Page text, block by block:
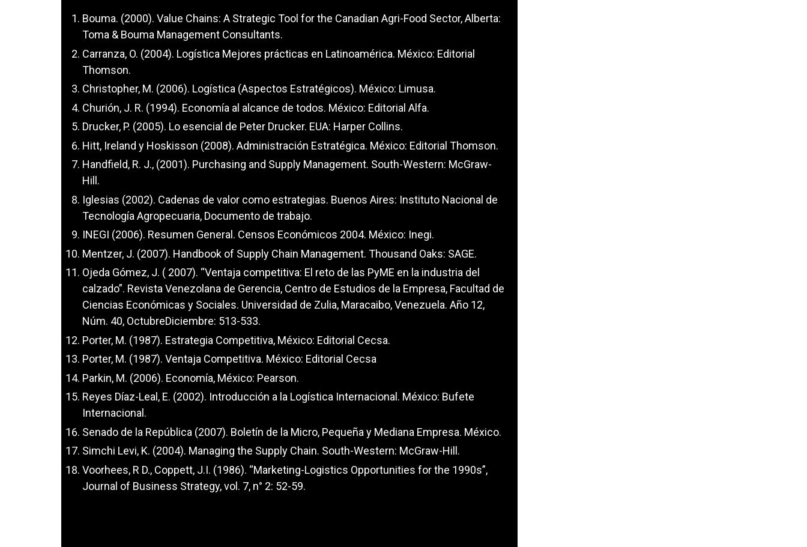
Bouma. (2000). Value Chains: A Strategic Tool for the Canadian Agri-Food Sector, Alberta:
Toma & Bouma Management Consultants.
Carranza, O. (2004). Logística Mejores prácticas en Latinoamérica. México: Editorial
Thomson.
Christopher, M. (2006). Logística (Aspectos Estratégicos). México: Limusa.
Churión, J. R. (1994). Economía al alcance de todos. México: Editorial Alfa.
Drucker, P. (2005). Lo esencial de Peter Drucker. EUA: Harper Collins.
Hitt, Ireland y Hoskisson (2008). Administración Estratégica. México: Editorial Thomson.
Handfield, R. J., (2001). Purchasing and Supply Management. South-Western: McGraw-
Hill.
Iglesias (2002). Cadenas de valor como estrategias. Buenos Aires: Instituto Nacional de
Tecnología Agropecuaria, Documento de trabajo.
INEGI (2006). Resumen General. Censos Económicos 2004. México: Inegi.
Mentzer, J. (2007). Handbook of Supply Chain Management. Thousand Oaks: SAGE.
Ojeda Gómez, J. ( 2007). “Ventaja competitiva: El reto de las PyME en la industria del
calzado”. Revista Venezolana de Gerencia, Centro de Estudios de la Empresa, Facultad de
Ciencias Económicas y Sociales. Universidad de Zulia, Maracaibo, Venezuela. Año 12,
Núm. 40, OctubreDiciembre: 513-533.
Porter, M. (1987). Estrategia Competitiva, México: Editorial Cecsa.
Porter, M. (1987). Ventaja Competitiva. México: Editorial Cecsa
Parkin, M. (2006). Economía, México: Pearson.
Reyes Díaz-Leal, E. (2002). Introducción a la Logística Internacional. México: Bufete
Internacional.
Senado de la República (2007). Boletín de la Micro, Pequeña y Mediana Empresa. México.
Simchi Levi, K. (2004). Managing the Supply Chain. South-Western: McGraw-Hill.
Voorhees, R D., Coppett, J.I. (1986). “Marketing-Logistics Opportunities for the 1990s”,
Journal of Business Strategy, vol. 7, n° 2: 52-59.